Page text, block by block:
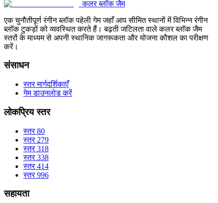
कलर ब्लॉक जैम
एक चुनौतीपूर्ण रंगीन ब्लॉक पहेली गेम जहाँ आप सीमित स्थानों में विभिन्न रंगीन
ब्लॉक टुकड़ों को व्यवस्थित करते हैं। बढ़ती जटिलता वाले कलर ब्लॉक जैम
स्तरों के माध्यम से अपनी स्थानिक जागरूकता और योजना कौशल का परीक्षण
करें।
संसाधन
स्तर मार्गदर्शिकाएँ
गेम डाउनलोड करें
लोकप्रिय स्तर
स्तर 80
स्तर 279
स्तर 318
स्तर 338
स्तर 414
स्तर 996
सहायता